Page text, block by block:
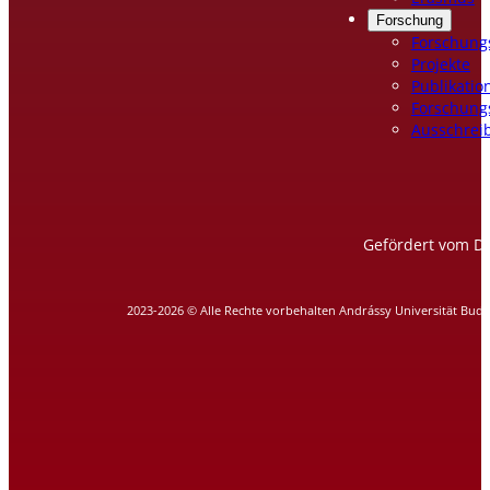
Forschung
Projekte
Gefördert vom
2023-2026 © Alle Rechte vorbehalten Andrássy Universität